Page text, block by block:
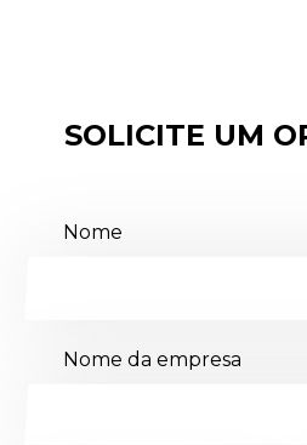
SOLICITE UM
Nome
Nome da empresa